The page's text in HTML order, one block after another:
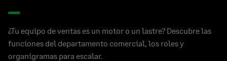
¿Tu equipo de ventas es un motor o un lastre? Descubre las
funciones del departamento comercial, los roles y
organigramas para escalar.